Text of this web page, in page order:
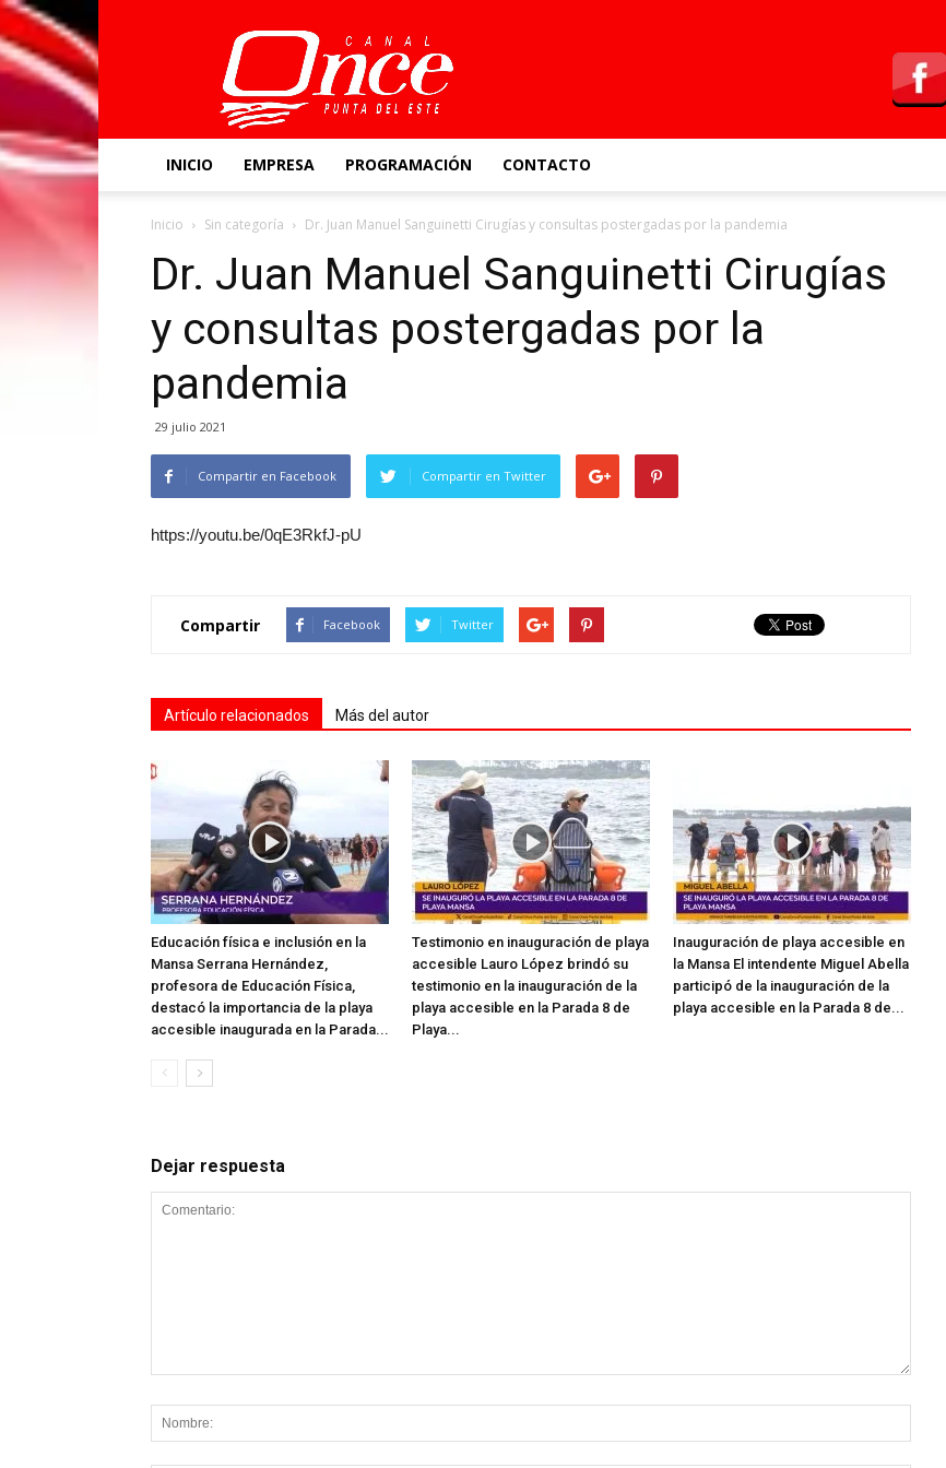
Canal
Once
INICIO EMPRESA PROGRAMACIÓN CONTACTO
Inicio Sin categoría Dr. Juan Manuel Sanguinetti Cirugías y consultas postergadas por la pandemia
Dr. Juan Manuel Sanguinetti Cirugías
y consultas postergadas por la
pandemia
29 julio 2021
Compartir en Facebook Compartir en Twitter
https://youtu.be/0qE3RkfJ-pU
Compartir Facebook Twitter
Artículo relacionados Más del autor
Educación física e inclusión en la
Mansa Serrana Hernández,
profesora de Educación Física,
destacó la importancia de la playa
accesible inaugurada en la Parada...
Testimonio en inauguración de playa
accesible Lauro López brindó su
testimonio en la inauguración de la
playa accesible en la Parada 8 de
Playa...
Inauguración de playa accesible en
la Mansa El intendente Miguel Abella
participó de la inauguración de la
playa accesible en la Parada 8 de...
Dejar respuesta